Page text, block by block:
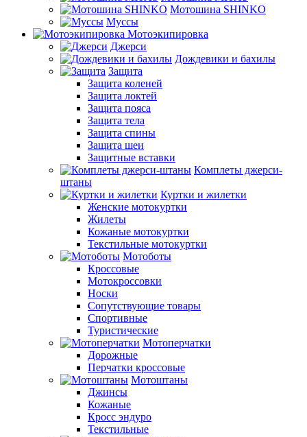
Мотошина SHINKO
Муссы
Мотоэкипировка
Джерси
Дождевики и бахилы
Защита
Защита коленей
Защита локтей
Защита пояса
Защита тела
Защита спины
Защита шеи
Защитные вставки
Комплеты джерси-
штаны
Куртки и жилетки
Женские мотокуртки
Жилеты
Кожаные мотокуртки
Текстильные мотокуртки
Мотоботы
Кроссовые
Мотокроcсовки
Носки
Сопутствующие товары
Спортивные
Туристические
Мотоперчатки
Дорожные
Перчатки кроссовые
Мотоштаны
Джинсы
Кожаные
Кросс эндуро
Текстильные